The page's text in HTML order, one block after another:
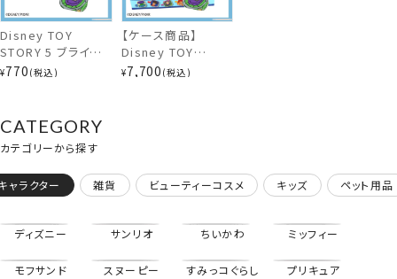
カラビナ付きミニポーチ
Disney TOY
STORY 5 ブラインド
コスメシリーズ 前髪
ディズニー 粧美堂
shobido
¥770 税込
【ケース商品】
Disney TOY
STORY 5 ブラインド
¥7,700 税込
CATEGORY
カテゴリーから探す
ャラクター 雑貨 ビューティーコスメ キッズ ペット用品
ディズニー サンリオ ちいかわ ミッフィー
モフサンド スヌーピー すみっコぐらし プリキュア